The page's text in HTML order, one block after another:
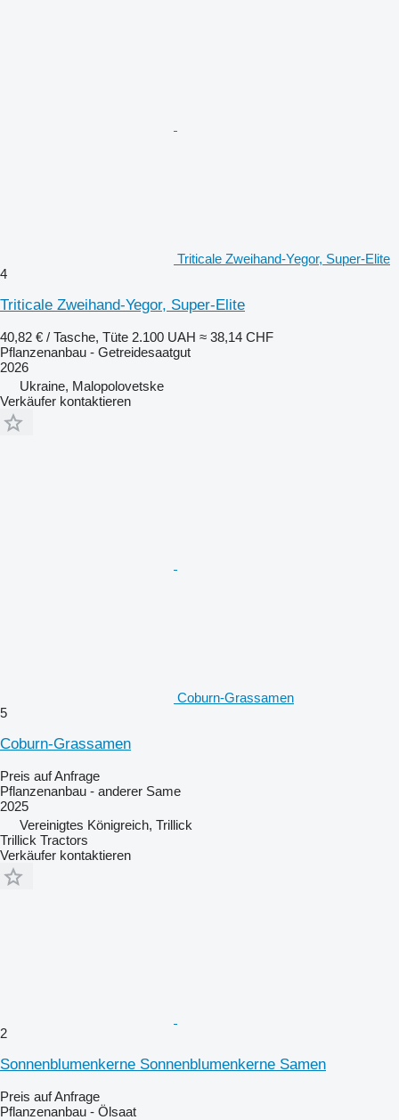
Triticale Zweihand-Yegor, Super-Elite
4
Triticale Zweihand-Yegor, Super-Elite
40,82 € / Tasche, Tüte 2.100 UAH ≈ 38,14 CHF
Pflanzenanbau - Getreidesaatgut
2026
Ukraine, Malopolovetske
Verkäufer kontaktieren
Coburn-Grassamen
5
Coburn-Grassamen
Preis auf Anfrage
Pflanzenanbau - anderer Same
2025
Vereinigtes Königreich, Trillick
Trillick Tractors
Verkäufer kontaktieren
2
Sonnenblumenkerne Sonnenblumenkerne Samen
Preis auf Anfrage
Pflanzenanbau - Ölsaat